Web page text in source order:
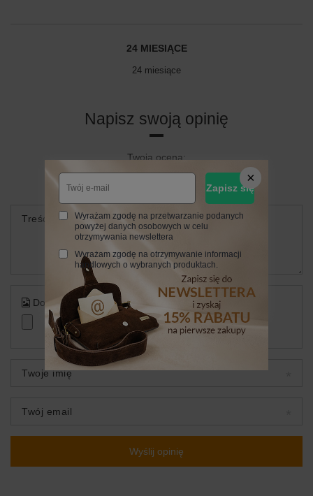
24 MIESIĄCE
24 miesiące
Napisz swoją opinię
Twoja ocena:
5/5
Treść twojej opinii
Dodaj własne zdjęcie produktu:
Twoje imię
Twój email
Wyślij opinię
Zapisz się
Wyrażam zgodę na przetwarzanie podanych
powyżej danych osobowych w celu
otrzymywania newslettera
Wyrażam zgodę na otrzymywanie informacji
handlowych o wybranych produktach.